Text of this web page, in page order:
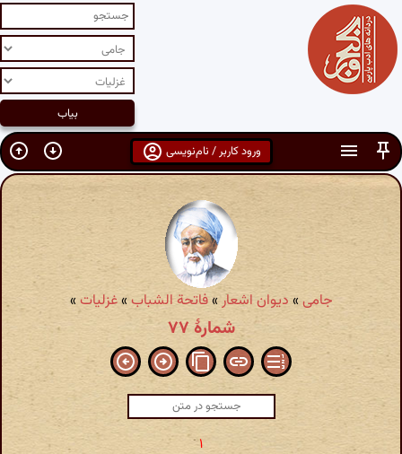
ورود کاربر / نام‌نویسی
جامی» دیوان اشعار»فاتحة الشباب»غزلیات»
شمارهٔ ۷۷